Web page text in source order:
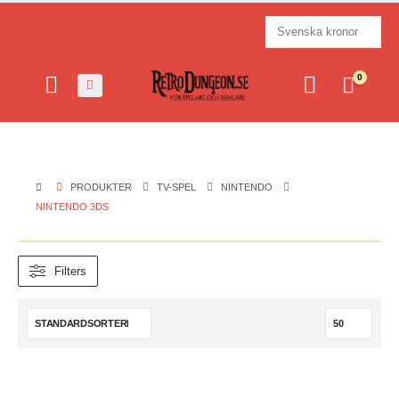
0
PRODUKTER TV-SPEL
NINTENDO
NINTENDO 3DS
Filters